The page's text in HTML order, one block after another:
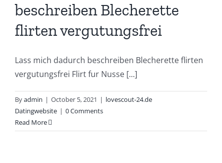
beschreiben Blecherette
flirten vergutungsfrei
Lass mich dadurch beschreiben Blecherette flirten
vergutungsfrei Flirt fur Nusse [...]
Byadmin | October 5, 2021 | lovescout-24.de
Datingwebsite | 0 Comments
Read More